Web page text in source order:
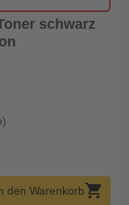
schwarz
Menge
den Warenkorbshopping_cart